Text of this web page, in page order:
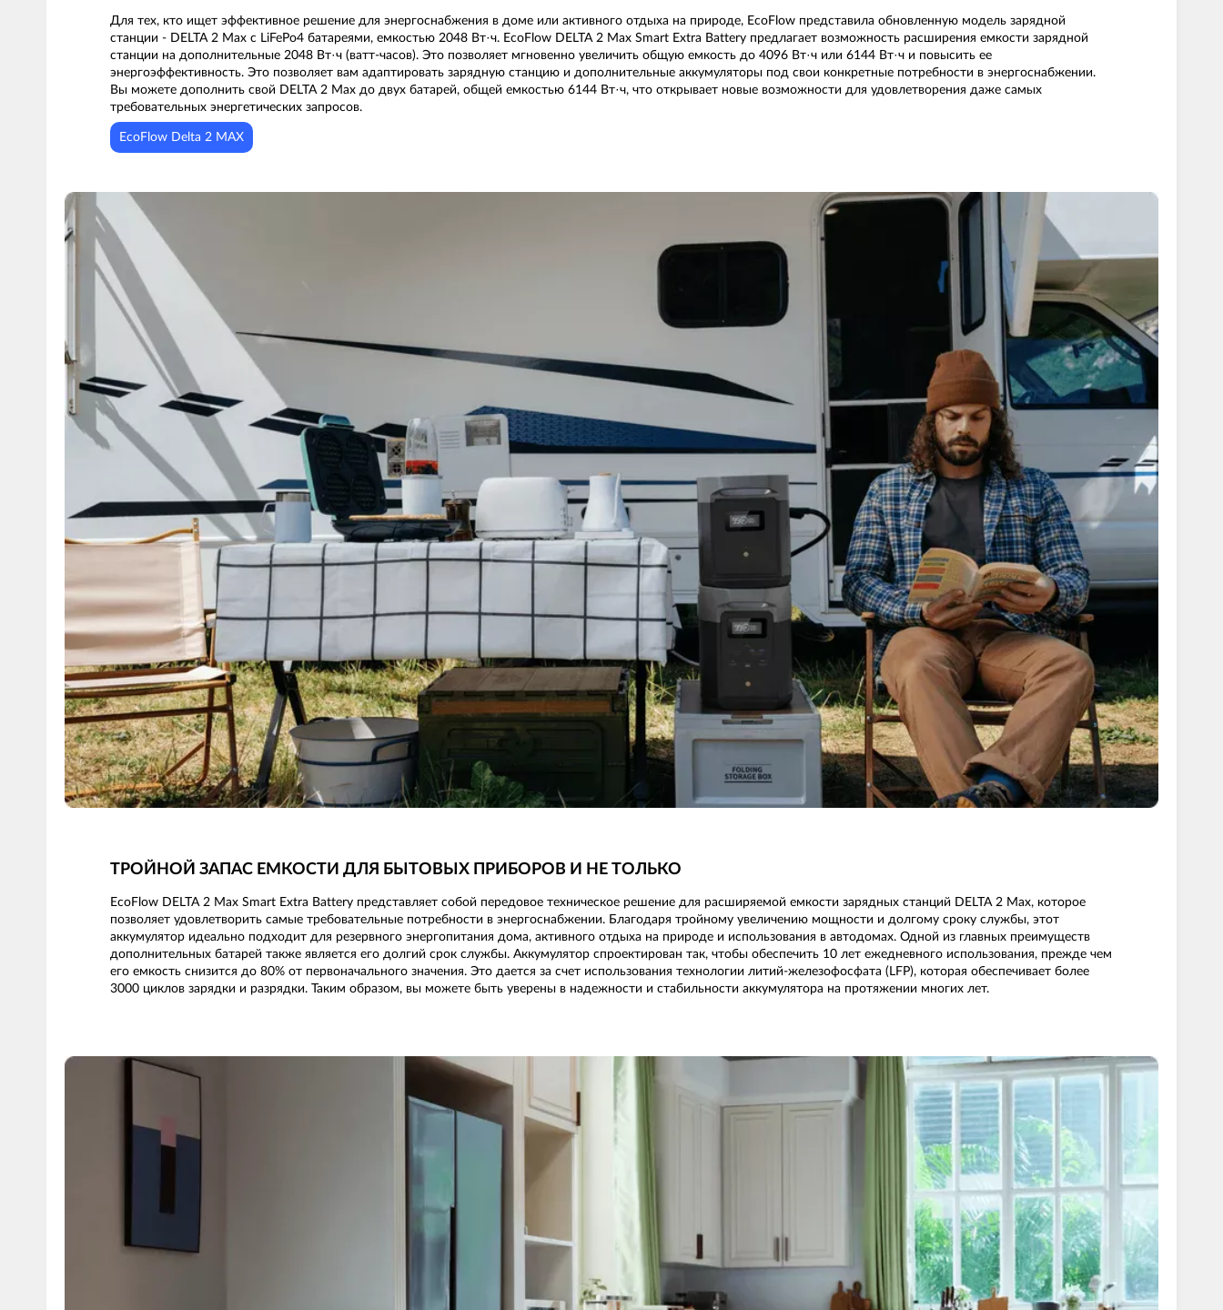
Для тех, кто ищет эффективное решение для энергоснабжения в доме или активного отдыха на природе, EcoFlow представила обновленную модель зарядной
станции - DELTA 2 Max с LiFePo4 батареями, емкостью 2048 Вт·ч. EcoFlow DELTA 2 Max Smart Extra Battery предлагает возможность расширения емкости зарядной
станции на дополнительные 2048 Вт·ч (ватт-часов). Это позволяет мгновенно увеличить общую емкость до 4096 Вт·ч или 6144 Вт·ч и повысить ее
энергоэффективность. Это позволяет вам адаптировать зарядную станцию и дополнительные аккумуляторы под свои конкретные потребности в энергоснабжении.
Вы можете дополнить свой DELTA 2 Max до двух батарей, общей емкостью 6144 Вт·ч, что открывает новые возможности для удовлетворения даже самых
требовательных энергетических запросов.
EcoFlow Delta 2 MAX
ТРОЙНОЙ ЗАПАС ЕМКОСТИ ДЛЯ БЫТОВЫХ ПРИБОРОВ И НЕ ТОЛЬКО
EcoFlow DELTA 2 Max Smart Extra Battery представляет собой передовое техническое решение для расширяемой емкости зарядных станций DELTA 2 Max, которое
позволяет удовлетворить самые требовательные потребности в энергоснабжении. Благодаря тройному увеличению мощности и долгому сроку службы, этот
аккумулятор идеально подходит для резервного энергопитания дома, активного отдыха на природе и использования в автодомах. Одной из главных преимуществ
дополнительных батарей также является его долгий срок службы. Аккумулятор спроектирован так, чтобы обеспечить 10 лет ежедневного использования, прежде чем
его емкость снизится до 80% от первоначального значения. Это дается за счет использования технологии литий-железофосфата (LFP), которая обеспечивает более
3000 циклов зарядки и разрядки. Таким образом, вы можете быть уверены в надежности и стабильности аккумулятора на протяжении многих лет.